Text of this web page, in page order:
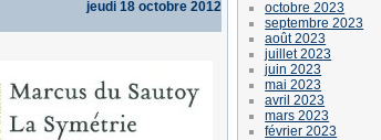
jeudi 18 octobre 2012
octobre 2023
septembre 2023
août 2023
juillet 2023
juin 2023
mai 2023
avril 2023
mars 2023
février 2023